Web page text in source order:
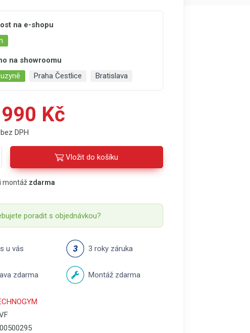
na e-shopu
na showroomu
Praha Čestlice Bratislava
Kč
DPH
Vložit do košíku
montáž zdarma
poradit s objednávkou?
u vás 3 roky záruka
zdarma Montáž zdarma